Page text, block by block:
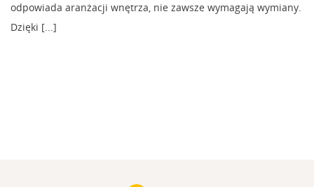
odpowiada aranżacji wnętrza, nie zawsze wymagają wymiany.
Dzięki [...]